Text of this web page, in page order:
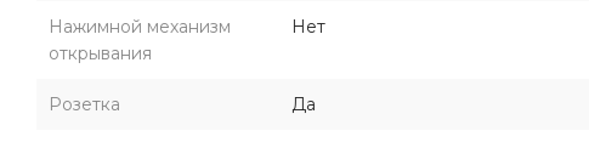
Нажимной механизм
открывания
Нет
Розетка Да